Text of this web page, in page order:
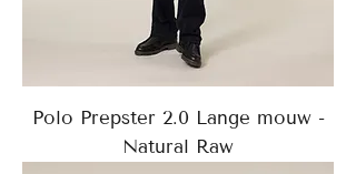
Polo Prepster 2.0 Lange mouw -
Natural Raw